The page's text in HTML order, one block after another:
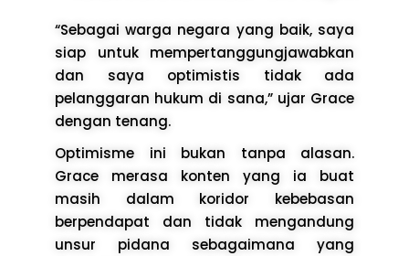
“Sebagai warga negara yang baik, saya
siap untuk mempertanggungjawabkan
dan saya optimistis tidak ada
pelanggaran hukum di sana,” ujar Grace
dengan tenang.
Optimisme ini bukan tanpa alasan.
Grace merasa konten yang ia buat
masih dalam koridor kebebasan
berpendapat dan tidak mengandung
unsur pidana sebagaimana yang